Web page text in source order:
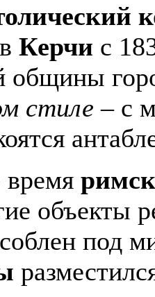
Керчи с
общины
стиле – с
время
объекты
под